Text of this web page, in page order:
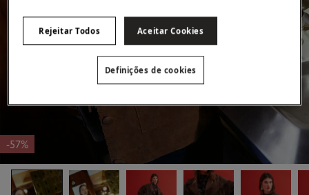
-57%
Rejeitar Todos Aceitar Cookies
Definições de cookies